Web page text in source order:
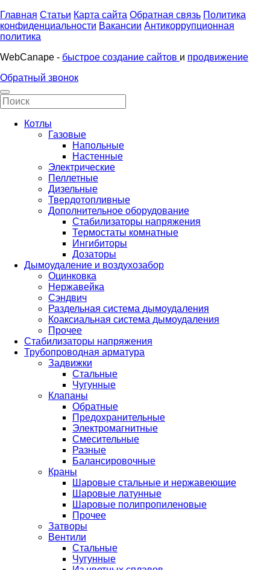
Главная Статьи Карта сайта Обратная связь Политика
конфиденциальности Вакансии Антикоррупционная
политика
WebCanape - быстрое создание сайтов и продвижение
Обратный звонок
Котлы
Газовые
Напольные
Настенные
Электрические
Пеллетные
Дизельные
Твердотопливные
Дополнительное оборудование
Стабилизаторы напряжения
Термостаты комнатные
Ингибиторы
Дозаторы
Дымоудаление и воздухозабор
Оцинковка
Нержавейка
Сэндвич
Раздельная система дымоудаления
Коаксиальная система дымоудаления
Прочее
Стабилизаторы напряжения
Трубопроводная арматура
Задвижки
Стальные
Чугунные
Клапаны
Обратные
Предохранительные
Электромагнитные
Смесительные
Разные
Балансировочные
Краны
Шаровые стальные и нержавеющие
Шаровые латунные
Шаровые полипропиленовые
Прочее
Затворы
Вентили
Стальные
Чугунные